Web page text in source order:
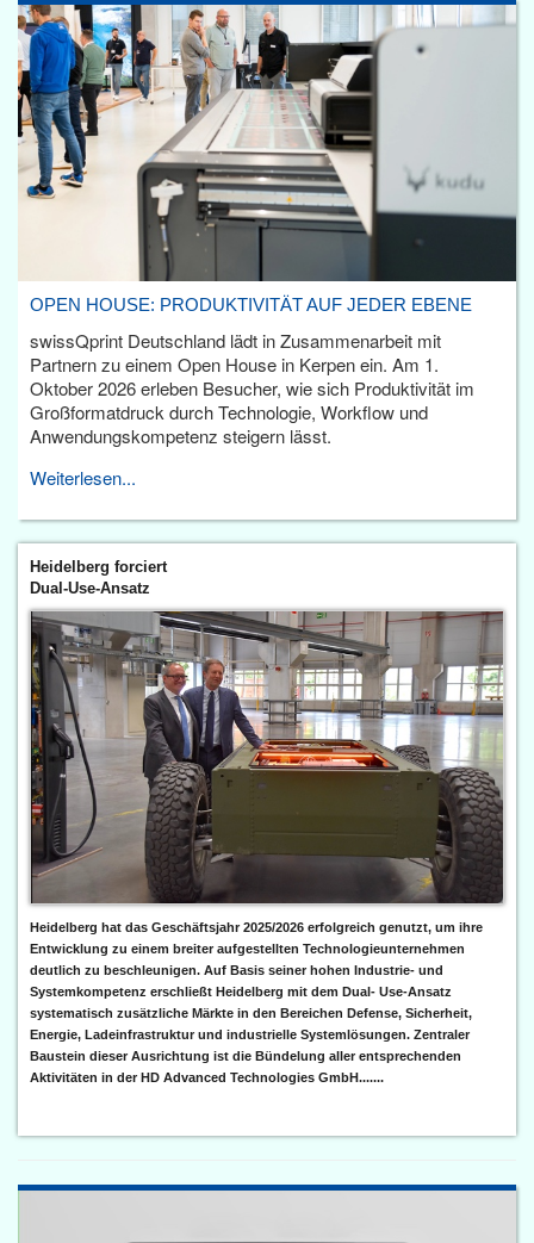
OPEN HOUSE: PRODUKTIVITÄT AUF JEDER EBENE
swissQprint Deutschland lädt in Zusammenarbeit mit
Partnern zu einem Open House in Kerpen ein. Am 1.
Oktober 2026 erleben Besucher, wie sich Produktivität im
Großformatdruck durch Technologie, Workflow und
Anwendungskompetenz steigern lässt.
Weiterlesen...
Heidelberg forciert
Dual-Use-Ansatz
Heidelberg hat das Geschäftsjahr 2025/2026 erfolgreich genutzt, um ihre
Entwicklung zu einem breiter aufgestellten Technologieunternehmen
deutlich zu beschleunigen. Auf Basis seiner hohen Industrie- und
Systemkompetenz erschließt Heidelberg mit dem Dual- Use-Ansatz
systematisch zusätzliche Märkte in den Bereichen Defense, Sicherheit,
Energie, Ladeinfrastruktur und industrielle Systemlösungen. Zentraler
Baustein dieser Ausrichtung ist die Bündelung aller entsprechenden
Aktivitäten in der HD Advanced Technologies GmbH.......